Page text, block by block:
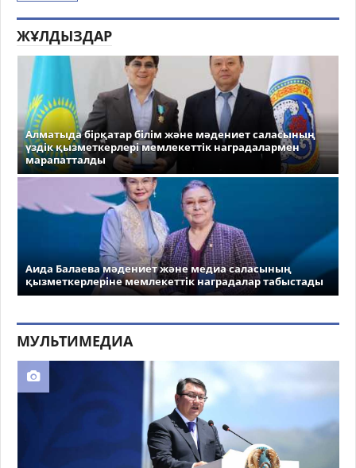
ЖҰЛДЫЗДАР
Алматыда бірқатар білім және мәдениет саласының
үздік қызметкерлері мемлекеттік наградалармен
марапатталды
Аида Балаева мәдениет және медиа саласының
қызметкерлеріне мемлекеттік наградалар табыстады
МУЛЬТИМЕДИА